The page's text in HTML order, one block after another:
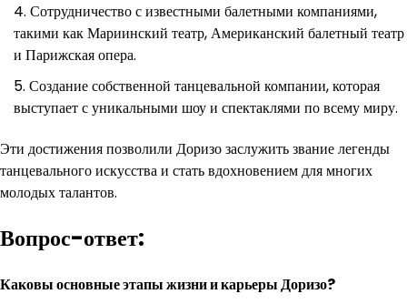
Сотрудничество с известными балетными компаниями,
такими как Мариинский театр, Американский балетный театр
и Парижская опера.
Создание собственной танцевальной компании, которая
выступает с уникальными шоу и спектаклями по всему миру.
Эти достижения позволили Доризо заслужить звание легенды
танцевального искусства и стать вдохновением для многих
молодых талантов.
Вопрос-ответ:
Каковы основные этапы жизни и карьеры Доризо?